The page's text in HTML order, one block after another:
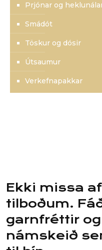
Prjónar og
Smádót
Töskur og dósir
Útsaumur
Verkefnapakkar
Ekki missa
tilboðum.
garnfréttir
námskeið